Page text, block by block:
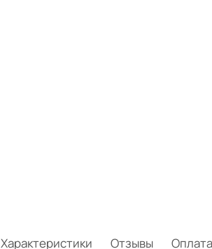
Характеристики Отзывы Оплата